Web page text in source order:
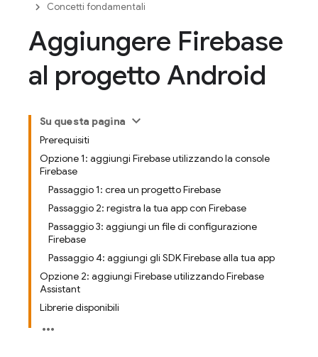
Concetti fondamentali
Aggiungere Firebase
al progetto Android
Su questa pagina
Prerequisiti
Opzione 1: aggiungi Firebase utilizzando la console
Firebase
Passaggio 1: crea un progetto Firebase
Passaggio 2: registra la tua app con Firebase
Passaggio 3: aggiungi un file di configurazione
Firebase
Passaggio 4: aggiungi gli SDK Firebase alla tua app
Opzione 2: aggiungi Firebase utilizzando Firebase
Assistant
Librerie disponibili